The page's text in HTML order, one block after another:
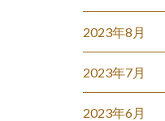
2023年8月
2023年7月
2023年6月